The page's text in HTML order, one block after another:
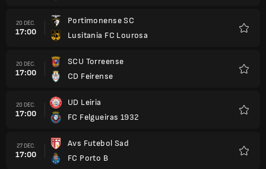
20 DÉC.
17:00
Portimonense SC
Lusitania FC Lourosa
20 DÉC.
17:00
SCU Torreense
CD Feirense
20 DÉC.
17:00
UD Leiria
FC Felgueiras 1932
27 DÉC.
17:00
Avs Futebol Sad
FC Porto B